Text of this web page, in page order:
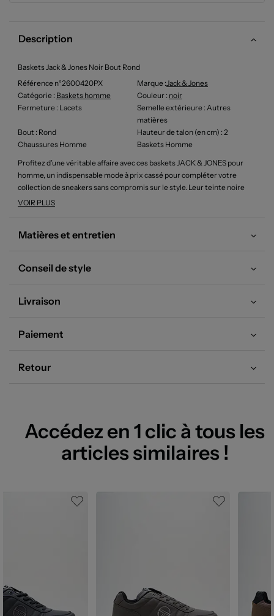
Description
Baskets Jack & Jones Noir Bout Rond
Référence n°2600420PX
Marque :Jack & Jones
Catégorie : Baskets homme Couleur : noir
Fermeture : Lacets Semelle extérieure : Autres
matières
Bout : Rond Hauteur de talon (en cm) : 2
Chaussures Homme
Baskets Homme
Profitez d’une véritable affaire avec ces baskets JACK & JONES pour
homme, un indispensable mode à prix cassé pour compléter votre
collection de sneakers sans compromis sur le style. Leur teinte noire
élégante, rehaussée de bandes grises contrastantes sur les côtés,
design inspiré du running et la signature discrète de la marque, ces
VOIR PLUS
Matières et entretien
Conseil de style
Livraison
Paiement
Retour
Accédez en 1 clic à tous les
articles similaires !